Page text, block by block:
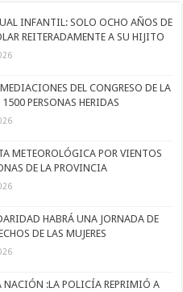
INFANTIL: SOLO OCHO AÑOS DE
REITERADAMENTE A SU HIJITO
DEL CONGRESO DE LA
PERSONAS HERIDAS
METEOROLÓGICA POR VIENTOS
DE LA PROVINCIA
HABRÁ UNA JORNADA DE
DE LAS MUJERES
NACIÓN :LA POLICÍA REPRIMIÓ A